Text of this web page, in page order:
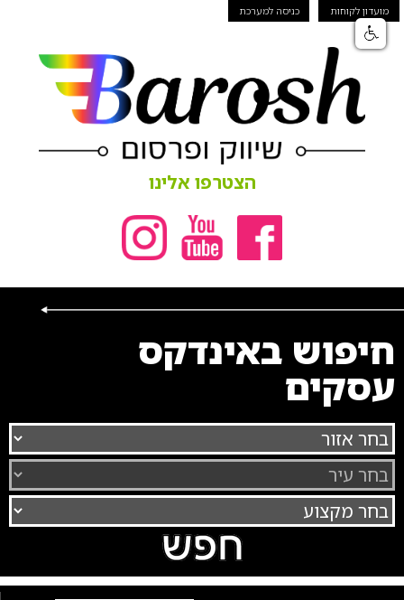
מועדון לקוחות כניסה למערכת
הצטרפו אלינו
חיפוש באינדקס
עסקים